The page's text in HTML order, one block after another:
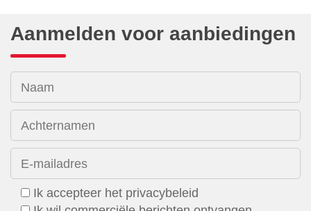
Aanmelden voor aanbiedingen
Naam
Achternamen
E-mailadres
Ik accepteer het privacybeleid